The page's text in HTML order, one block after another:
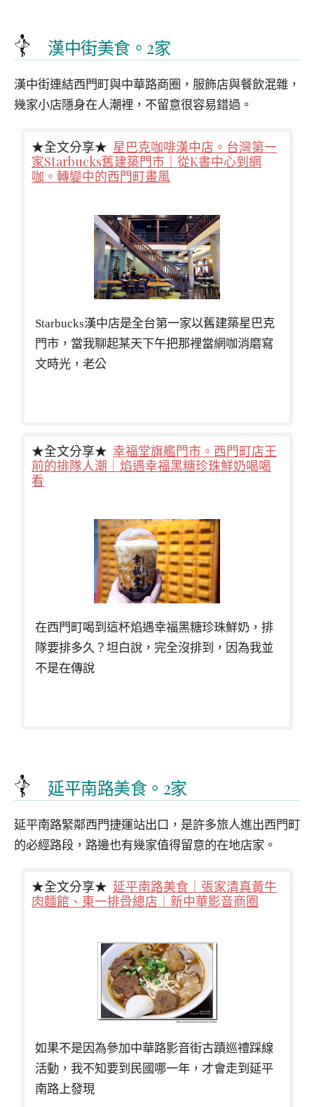
漢中街美食。2家
漢中街連結西門町與中華路商圈，服飾店與餐飲混雜，
幾家小店隱身在人潮裡，不留意很容易錯過。
★全文分享★ 星巴克咖啡漢中店。台灣第一
家Starbucks舊建築門市｜從K書中心到網
咖。轉變中的西門町畫風
Starbucks漢中店是全台第一家以舊建築星巴克
門市，當我聊起某天下午把那裡當網咖消磨寫
文時光，老公
★全文分享★ 幸福堂旗艦門市。西門町店王
前的排隊人潮｜焰遇幸福黑糖珍珠鮮奶喝喝
看
在西門町喝到這杯焰遇幸福黑糖珍珠鮮奶，排
隊要排多久？坦白說，完全沒排到，因為我並
不是在傳說
延平南路美食。2家
延平南路緊鄰西門捷運站出口，是許多旅人進出西門町
的必經路段，路邊也有幾家值得留意的在地店家。
★全文分享★ 延平南路美食｜張家清真黃牛
肉麵館、東一排骨總店｜新中華影音商圈
如果不是因為參加中華路影音街古蹟巡禮踩線
活動，我不知要到民國哪一年，才會走到延平
南路上發現